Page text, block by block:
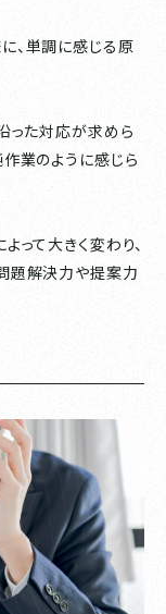
、単調に感じる原
った対応が求めら
業のように感じら
って大きく変わり、
題解決力や提案力